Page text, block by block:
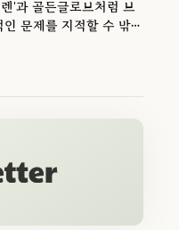
'과 골든글로브처럼 브
문제를 지적할 수 밖에